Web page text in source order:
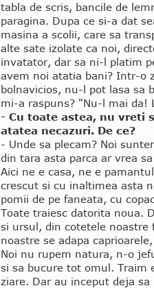
tabla de scris, bancile de
paragina. Dupa ce si-a dat
masina a scolii, care sa
alte sate izolate ca noi,
invatator, dar sa ni-l platim
avem noi atatia bani? Intr-o
bolnavicios, nu-l pot lasa sa
mi-a raspuns? "Nu-l mai da!
- Cu toate astea, nu vreti
atatea necazuri. De ce?
- Unde sa plecam? Noi
din tara asta parca ar vrea
Aici ne e casa, ne e
crescut si cu inaltimea asta
pomii de pe faneata, cu
Toate traiesc datorita noua.
si ursul, din cotetele
noastre se adapa
Noi nu rupem natura, n-o
si sa bucure tot omul. Traim
ziare. Dar au inceput deja